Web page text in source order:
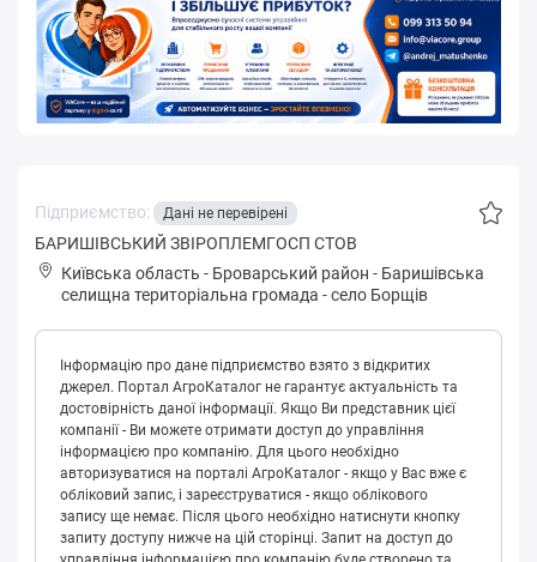
Підприємство: Дані не перевірені
БАРИШІВСЬКИЙ ЗВІРОПЛЕМГОСП СТОВ
Київська область - Броварський район - Бapишівськa
селищна територіальна громада -село Борщів
Інформацію про дане підприємство взято з відкритих
джерел. Портал АгроКаталог не гарантує актуальність та
достовірність даної інформації. Якщо Ви представник цієї
компанії - Ви можете отримати доступ до управління
інформацією про компанію. Для цього необхідно
авторизуватися на порталі АгроКаталог - якщо у Вас вже є
обліковий запис, і зареєструватися - якщо облікового
запису ще немає. Після цього необхідно натиснути кнопку
запиту доступу нижче на цій сторінці. Запит на доступ до